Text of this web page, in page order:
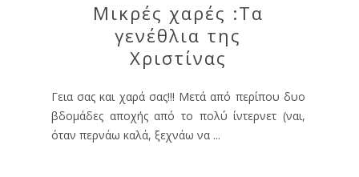
Μικρές χαρές :Τα
γενέθλια της
Χριστίνας
Γεια σας και χαρά σας!!! Μετά από περίπου δυο
βδομάδες αποχής από το πολύ ίντερνετ (ναι,
όταν περνάω καλά, ξεχνάω να ...